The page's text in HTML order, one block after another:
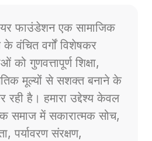
फाउंडेशन एक सामाजिक
वंचित वर्गों विशेषकर
गुणवत्तापूर्ण शिक्षा,
मूल्यों से सशक्त बनाने के
रही है। हमारा उद्देश्य केवल
समाज में सकारात्मक सोच,
पर्यावरण संरक्षण,